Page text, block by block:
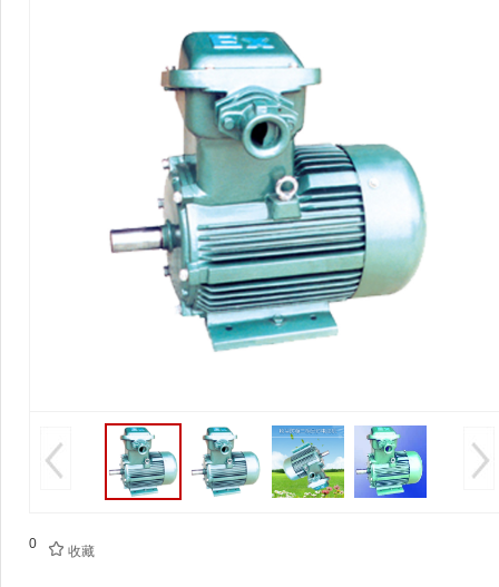
0  收藏